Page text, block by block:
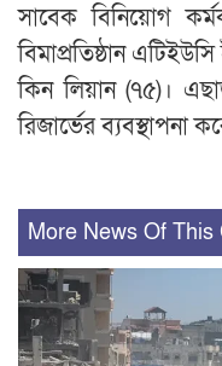
সাবেক বিনিয়োগ
বিমাপ্রতিষ্ঠান
কিন লিয়ান (৭৫)।
রিজার্ভের ব্যবস্থাপনা
More News Of This